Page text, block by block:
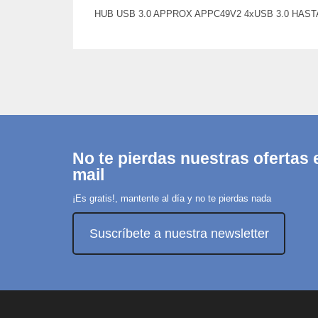
HUB USB 3.0 APPROX APPC49V2 4xUSB 3.0
No te pierdas nuestras ofertas
mail
¡Es gratis!, mantente al día y no te pierdas nada
Suscríbete a nuestra newsletter